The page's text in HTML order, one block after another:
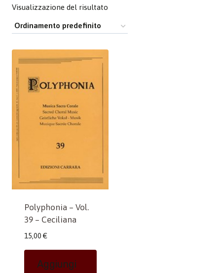
Visualizzazione del risultato
Polyphonia – Vol.
39 – Ceciliana
15,00 €
Aggiungi